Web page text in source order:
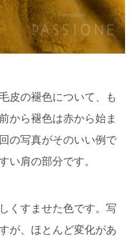
皮の褪色について、も
から褪色は赤から始ま
の写真がそのいい例で
い肩の部分です。
くすませた色です。写
が、ほとんど変化があ